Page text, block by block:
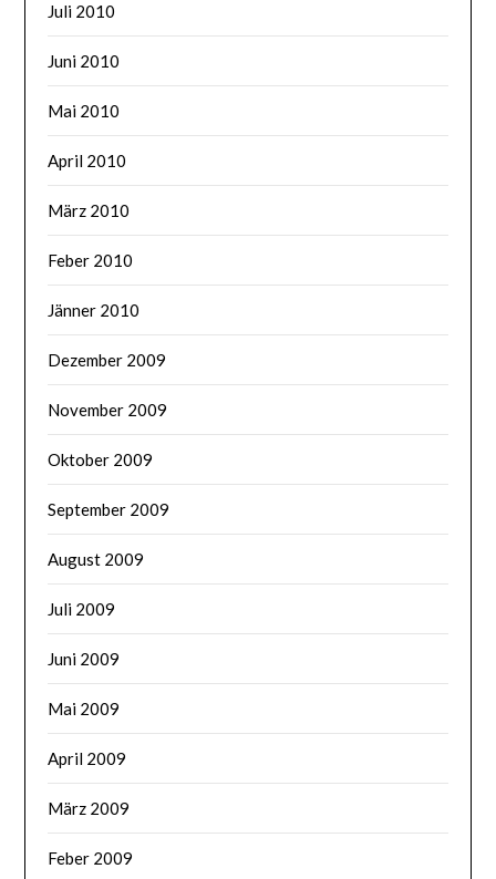
Juli 2010
Juni 2010
Mai 2010
April 2010
März 2010
Feber 2010
Jänner 2010
Dezember 2009
November 2009
Oktober 2009
September 2009
August 2009
Juli 2009
Juni 2009
Mai 2009
April 2009
März 2009
Feber 2009